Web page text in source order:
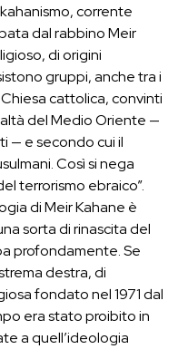
corrente
dal rabbino Meir
di origini
gruppi, anche tra i
cattolica, convinti
del Medio Oriente —
— e secondo cui il
Così si nega
terrorismo ebraico”.
di Meir Kahane è
sorta di rinascita del
profondamente. Se
destra, di
fondato nel 1971 dal
era stato proibito in
a quell’ideologia